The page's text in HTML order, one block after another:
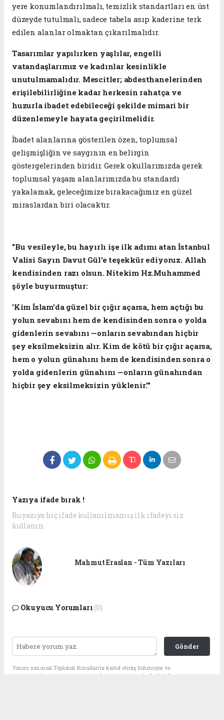
yere konumlandırılmalı, temizlik standartları en üst
düzeyde tutulmalı, sadece tabela asıp kaderine terk
edilen alanlar olmaktan çıkarılmalıdır.
​Tasarımlar yapılırken yaşlılar, engelli
vatandaşlarımız ve kadınlar kesinlikle
unutulmamalıdır. Mescitler; abdesthanelerinden
erişilebilirliğine kadar herkesin rahatça ve
huzurla ibadet edebileceği şekilde mimari bir
düzenlemeyle hayata geçirilmelidir.
​İbadet alanlarına gösterilen özen, toplumsal
gelişmişliğin ve saygının en belirgin
göstergelerinden biridir. Gerek okullarımızda gerek
toplumsal yaşam alanlarımızda bu standardı
yakalamak, geleceğimize bırakacağımız en güzel
miraslardan biri olacaktır.
​"Bu vesileyle, bu hayırlı işe ilk adımı atan İstanbul
Valisi Sayın Davut Gül’e teşekkür ediyoruz. Allah
kendisinden razı olsun. Nitekim Hz.Muhammed
şöyle buyurmuştur:
​'Kim İslam’da güzel bir çığır açarsa, hem açtığı bu
yolun sevabını hem de kendisinden sonra o yolda
gidenlerin sevabını —onların sevabından hiçbir
şey eksilmeksizin alır. Kim de kötü bir çığır açarsa,
hem o yolun günahını hem de kendisinden sonra o
yolda gidenlerin günahını —onların günahından
hiçbir şey eksilmeksizin yüklenir.'"
Yazıya ifade bırak !
Bu yazıya hiç ifade kullanılmamış ilk ifadeyi siz
kullanın.
Mahmut Eraslan - Tüm Yazıları
Okuyucu Yorumları (0)
Gönder
Yorum yazarak Topluluk Kuralları’nı kabul etmiş bulunuyor ve
adanagundemi.com sitesine yaptığınız yorumunuzla ilgili doğrudan veya